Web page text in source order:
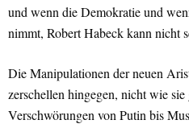
und wenn die Demokratie und
nimmt, Robert Habeck kann nicht
Die Manipulationen der neuen
zerschellen hingegen, nicht wie
Verschwörungen von Putin bis